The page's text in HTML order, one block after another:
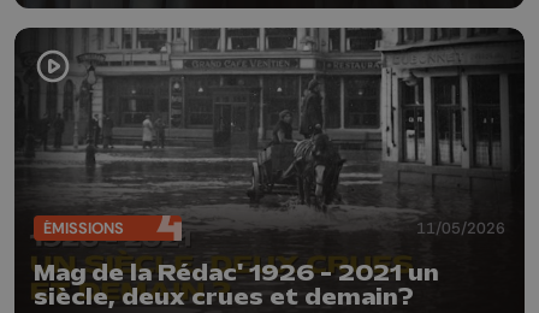
ÉMISSIONS 11/05/2026
Mag de la Rédac' 1926 - 2021 un
siècle, deux crues et demain?